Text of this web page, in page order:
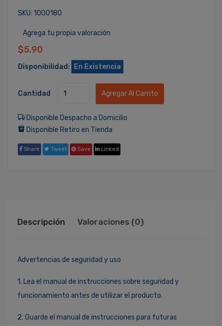
SKU: 1000180
Agrega tu propia valoración
$5.90
Disponibilidad: En Existencia
Cantidad Agregar Al Carrito
Disponible Despacho a Domicilio
Disponible Retiro en Tienda
Share Tweet Save Linked
Descripción Valoraciones (0)
Advertencias de seguridad y uso
1. Lea el manual de instrucciones sobre seguridad y
funcionamiento antes de utilizar el producto.
2. Guarde el manual de instrucciones para futuras